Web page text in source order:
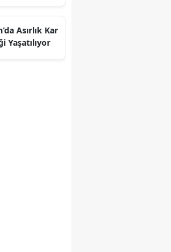
Asırlık Kar
Yaşatılıyor